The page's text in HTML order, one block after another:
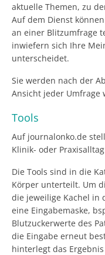
aktuelle Themen, zu
Auf dem Dienst
an einer Blitzumfrage
inwiefern sich Ihre
unterscheidet.
Sie werden nach der
Ansicht jeder Umfrage
Tools
Auf journalonko.de
Klinik- oder
Die Tools sind in die
Körper unterteilt. Um
die jeweilige Kachel in
eine Eingabemaske,
Blutzuckerwerte des
die Eingabe erneut
hinterlegt das